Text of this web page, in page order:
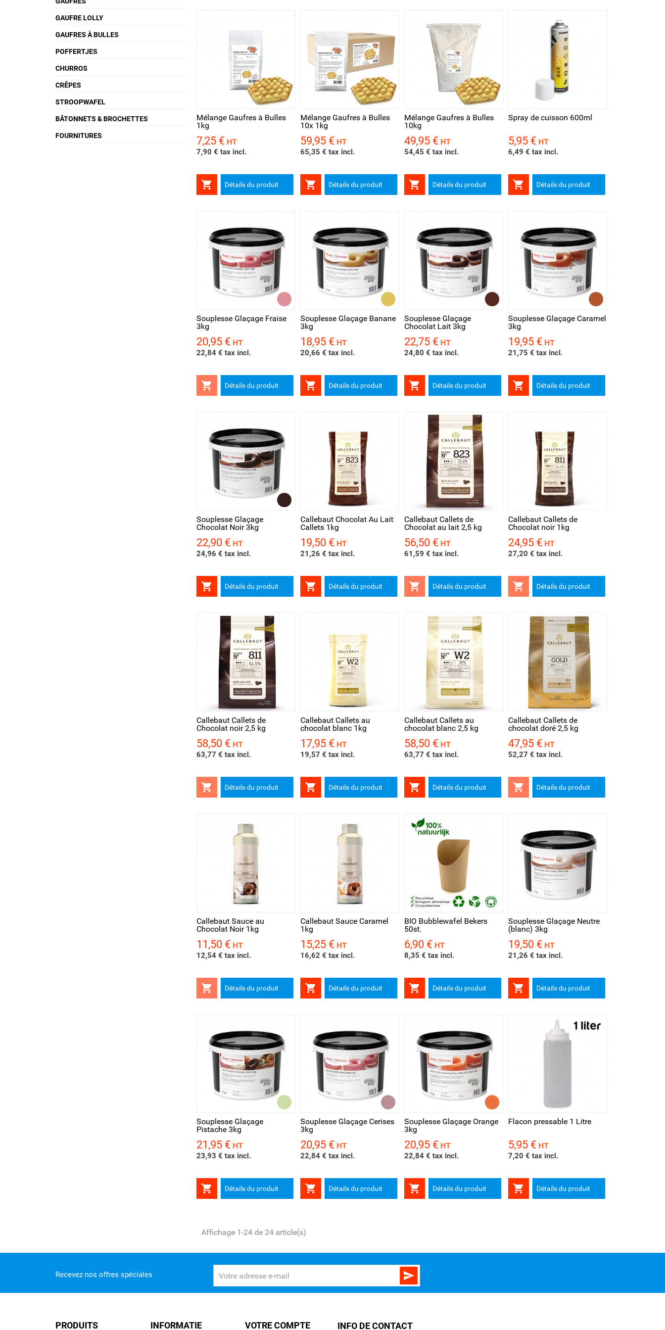
GAUFRE LOLLY
GAUFRES À BULLES
POFFERTJES
CHURROS
CRÊPES
STROOPWAFEL
BÂTONNETS & BROCHETTES
FOURNITURES
Mélange Gaufres à Bulles
1kg
Prix
7,25 € HT
7,90 € tax incl.
 Détails du produit
Aperçu rapide
Mélange Gaufres à Bulles
10x 1kg
Prix
59,95 € HT
65,35 € tax incl.
 Détails du produit
Aperçu rapide
Mélange Gaufres à Bulles
10kg
Prix
49,95 € HT
54,45 € tax incl.
 Détails du produit
Aperçu rapide
Spray de cuisson 600ml
Prix
5,95 € HT
6,49 € tax incl.
 Détails du produit
Souplesse Glaçage Fraise
3kg
Prix
20,95 € HT
22,84 € tax incl.
 Détails du produit
Aperçu rapide
Souplesse Glaçage Banane
3kg
Prix
18,95 € HT
20,66 € tax incl.
 Détails du produit
Aperçu rapide
Souplesse Glaçage
Chocolat Lait 3kg
Prix
22,75 € HT
24,80 € tax incl.
 Détails du produit
Aperçu rapide
Souplesse Glaçage Caramel
3kg
Prix
19,95 € HT
21,75 € tax incl.
 Détails du produit
Souplesse Glaçage
Chocolat Noir 3kg
Prix
22,90 € HT
24,96 € tax incl.
 Détails du produit
Aperçu rapide
Callebaut Chocolat Au Lait
Callets 1kg
Prix
19,50 € HT
21,26 € tax incl.
 Détails du produit
Aperçu rapide
Callebaut Callets de
Chocolat au lait 2,5 kg
Prix
56,50 € HT
61,59 € tax incl.
 Détails du produit
Aperçu rapide
Callebaut Callets de
Chocolat noir 1kg
Prix
24,95 € HT
27,20 € tax incl.
 Détails du produit
Callebaut Callets de
Chocolat noir 2,5 kg
Prix
58,50 € HT
63,77 € tax incl.
 Détails du produit
Aperçu rapide
Callebaut Callets au
chocolat blanc 1kg
Prix
17,95 € HT
19,57 € tax incl.
 Détails du produit
Aperçu rapide
Callebaut Callets au
chocolat blanc 2,5 kg
Prix
58,50 € HT
63,77 € tax incl.
 Détails du produit
Aperçu rapide
Callebaut Callets de
chocolat doré 2,5 kg
Prix
47,95 € HT
52,27 € tax incl.
 Détails du produit
Callebaut Sauce au
Chocolat Noir 1kg
Prix
11,50 € HT
12,54 € tax incl.
 Détails du produit
Aperçu rapide
Callebaut Sauce Caramel
1kg
Prix
15,25 € HT
16,62 € tax incl.
 Détails du produit
Aperçu rapide
BIO Bubblewafel Bekers
50st.
Prix
6,90 € HT
8,35 € tax incl.
 Détails du produit
Aperçu rapide
Souplesse Glaçage Neutre
(blanc) 3kg
Prix
19,50 € HT
21,26 € tax incl.
 Détails du produit
Souplesse Glaçage
Pistache 3kg
Prix
21,95 € HT
23,93 € tax incl.
 Détails du produit
Aperçu rapide
Souplesse Glaçage Cerises
3kg
Prix
20,95 € HT
22,84 € tax incl.
 Détails du produit
Aperçu rapide
Souplesse Glaçage Orange
3kg
Prix
20,95 € HT
22,84 € tax incl.
 Détails du produit
Aperçu rapide
Flacon pressable 1 Litre
Prix
5,95 € HT
7,20 € tax incl.
 Détails du produit
Affichage 1-24 de 24 article(s)
Recevez nos offres spéciales 
PRODUITS INFORMATIE VOTRE COMPTE INFO DE CONTACT